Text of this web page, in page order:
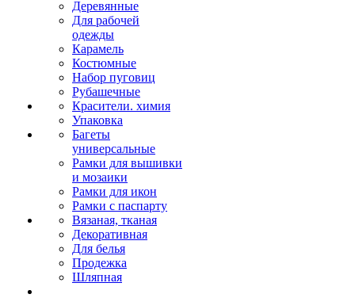
Деревянные
Для рабочей
одежды
Карамель
Костюмные
Набор пуговиц
Рубашечные
Красители. химия
Упаковка
Багеты
универсальные
Рамки для вышивки
и мозаики
Рамки для икон
Рамки с паспарту
Вязаная, тканая
Декоративная
Для белья
Продежка
Шляпная